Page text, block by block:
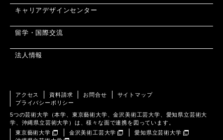
キャリアデザインセンター
留学・国際交流
法人情報
アクセス 資料請求 お問合せ
サイトマップ
プライバシーポリシー
5つの芸術大学（本学、東京藝術大学、金沢美術工芸大学、愛知県立芸術大
学、沖縄県立芸術大学）は、様々な面で連携を図っています。
東京藝術大学
金沢美術工芸大学
愛知県立芸術大学